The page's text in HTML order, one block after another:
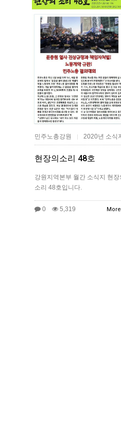
민주노총강원 2020년 소식
현장의소리 48호
강원지역본부 월간 소식지 현장
소리 48호입니다.
0 5,319 More